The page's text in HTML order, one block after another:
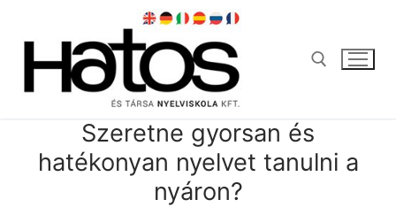
Keresése:
Szeretne gyorsan és
hatékonyan nyelvet tanulni a
nyáron?